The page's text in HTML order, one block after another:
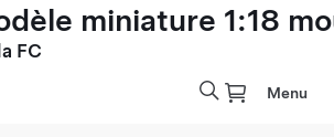
miniature 1:18
FC
Menu